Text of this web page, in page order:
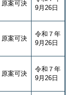
原案可決
9月26日
原案可決
令和７年
9月26日
原案可決
令和７年
9月26日